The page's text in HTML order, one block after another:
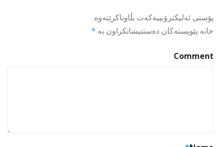
پۆستی ئەلیکترۆنییەکەت بڵاوناکرێتەوە.
خانە پێویستەکان دەستنیشانکراون بە *
Comment